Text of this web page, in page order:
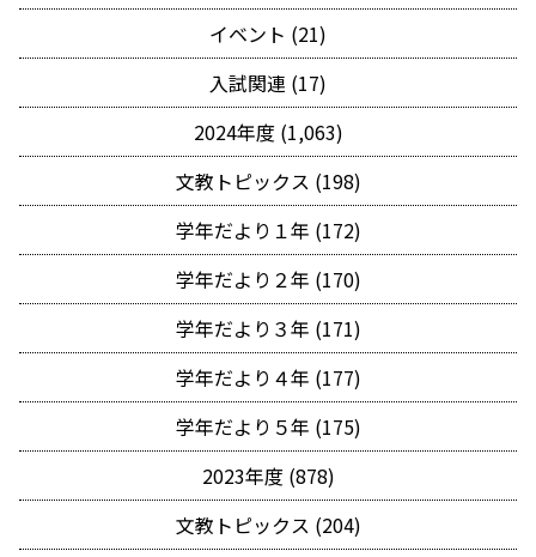
イベント (21)
入試関連 (17)
2024年度 (1,063)
文教トピックス (198)
学年だより１年 (172)
学年だより２年 (170)
学年だより３年 (171)
学年だより４年 (177)
学年だより５年 (175)
2023年度 (878)
文教トピックス (204)